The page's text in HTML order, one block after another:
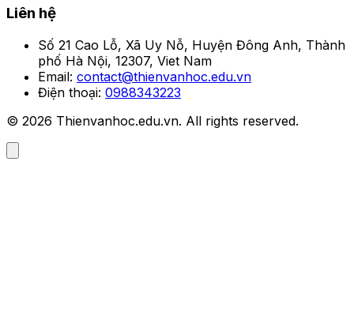
Liên hệ
Số 21 Cao Lỗ, Xã Uy Nỗ, Huyện Đông Anh, Thành
phố Hà Nội, 12307, Viet Nam
Email: contact@thienvanhoc.edu.vn
Điện thoại: 0988343223
© 2026 Thienvanhoc.edu.vn. All rights reserved.